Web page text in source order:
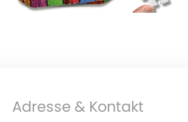
Adresse & Kontakt